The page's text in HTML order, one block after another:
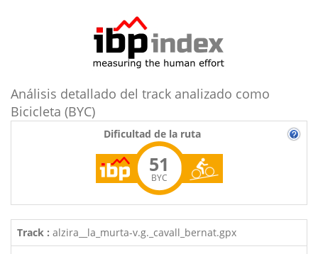
Análisis detallado del track analizado como
Bicicleta (BYC)
Dificultad de la ruta
51
BYC
Track : alzira__la_murta-v.g._cavall_bernat.gpx